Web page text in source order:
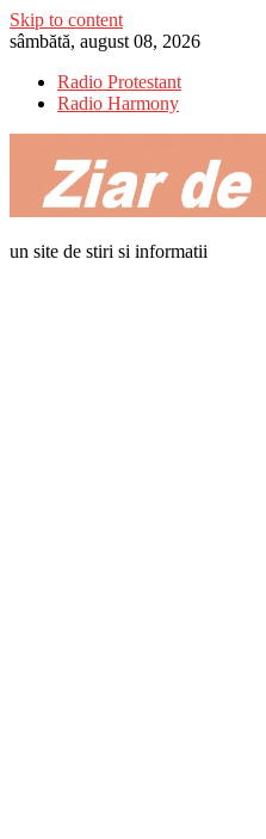
Skip to content
sâmbătă, august 08, 2026
Radio Protestant
Radio Harmony
un site de stiri si informatii